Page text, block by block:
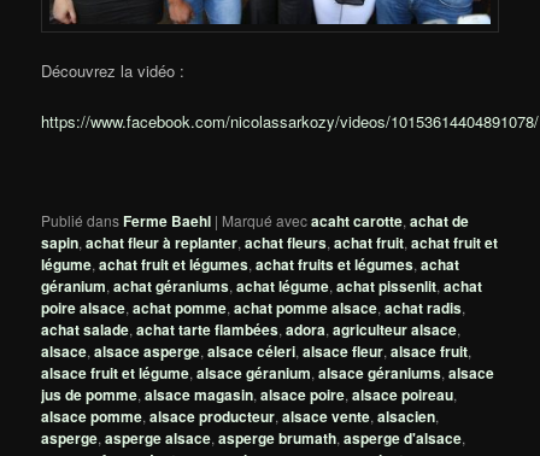
Découvrez la vidéo :
https://www.facebook.com/nicolassarkozy/videos/10153614404891078/
Publié dansFerme Baehl | Marqué avecacaht carotte,achat de
sapin,achat fleur à replanter,achat fleurs,achat fruit,achat fruit et
légume,achat fruit et légumes,achat fruits et légumes,achat
géranium,achat géraniums,achat légume,achat pissenlit,achat
poire alsace,achat pomme,achat pomme alsace,achat radis,
achat salade,achat tarte flambées,adora,agriculteur alsace,
alsace,alsace asperge,alsace céleri,alsace fleur,alsace fruit,
alsace fruit et légume,alsace géranium,alsace géraniums,alsace
jus de pomme,alsace magasin,alsace poire,alsace poireau,
alsace pomme,alsace producteur,alsace vente,alsacien,
asperge,asperge alsace,asperge brumath,asperge d'alsace,